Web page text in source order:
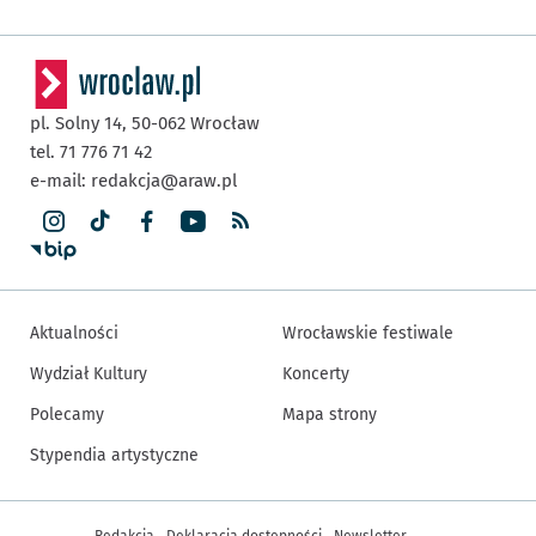
pl. Solny 14, 50-062 Wrocław
tel. 71 776 71 42
e-mail: redakcja@araw.pl
Aktualności
Wydział Kultury
Polecamy
Stypendia artystyczne
Wrocławskie festiwale
Koncerty
Mapa strony
Inne informacje